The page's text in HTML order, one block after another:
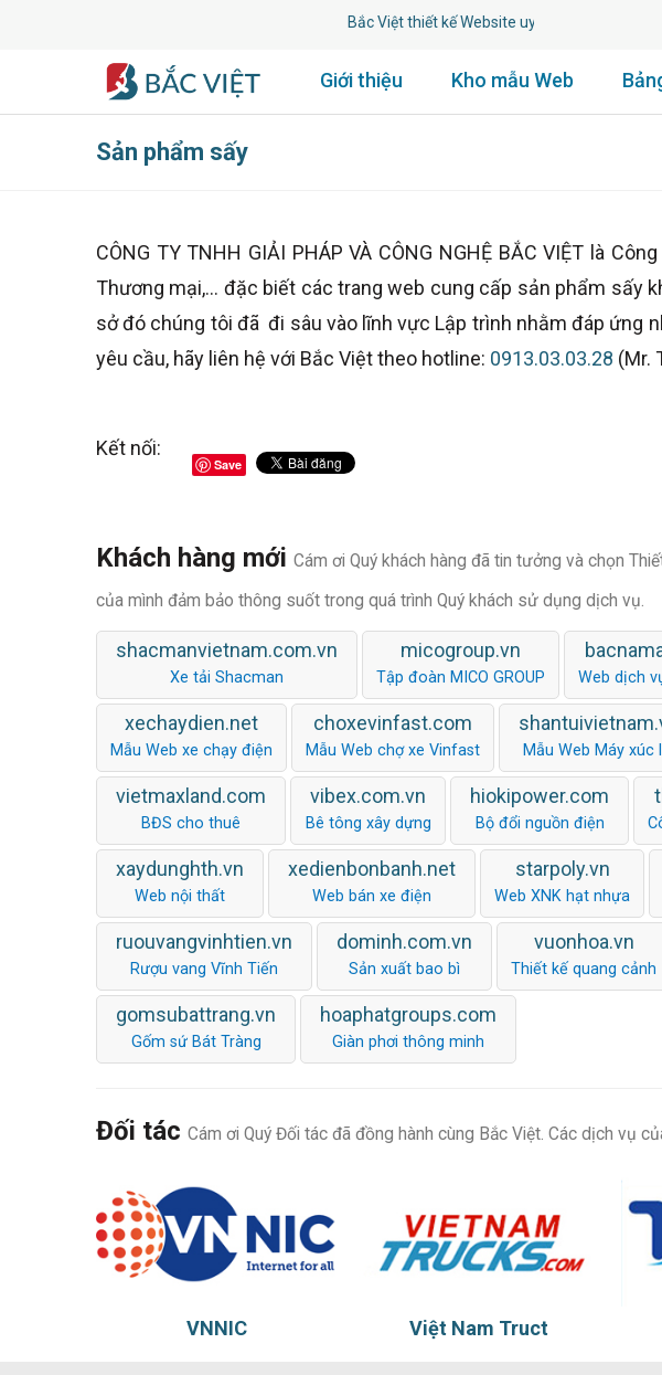
Bắc Việt thiết kế Website uy tín lâu năm.
Giới thiệu Kho mẫu Web
Sản phẩm sấy
CÔNG TY TNHH GIẢI PHÁP VÀ CÔNG NGHỆ BẮC VIỆT là
Thương mại,... đặc biết các trang web cung cấp sản phẩm sấy
sở đó chúng tôi đã đi sâu vào lĩnh vực Lập trình nhằm đáp ứng
yêu cầu, hãy liên hệ với Bắc Việt theo hotline: 0913.03.03.28 (Mr.
Kết nối:
Save
Khách hàng mới Cám ơi Quý khách hàng đã tin tưởng và chọn
của mình đảm bảo thông suốt trong quá trình Quý khách sử dụng dịch vụ.
shacmanvietnam.com.vn
Xe tải Shacman
micogroup.vn
Tập đoàn MICO GROUP Web dịch
xechaydien.net
Mẫu Web xe chạy điện
choxevinfast.com
Mẫu Web chợ xe Vinfast Mẫu Web Máy xúc
vietmaxland.com
BĐS cho thuê
vibex.com.vn
Bê tông xây dựng
hiokipower.com
Bộ đổi nguồn điện
xaydunghth.vn
Web nội thất
xedienbonbanh.net
Web bán xe điện
starpoly.vn
Web XNK hạt nhựa
ruouvangvinhtien.vn
Rượu vang Vĩnh Tiến
dominh.com.vn
Sản xuất bao bì
vuonhoa.vn
Thiết kế quang cảnh
gomsubattrang.vn
Gốm sứ Bát Tràng
hoaphatgroups.com
Giàn phơi thông minh
Đối tác Cám ơi Quý Đối tác đã đồng hành cùng Bắc Việt. Các dịch vụ
VNNIC Việt Nam Truct